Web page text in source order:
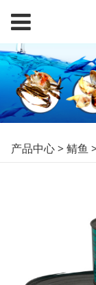
茄汁
产品中心>鲭鱼